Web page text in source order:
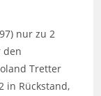
nur zu 2
den
Tretter
in Rückstand,